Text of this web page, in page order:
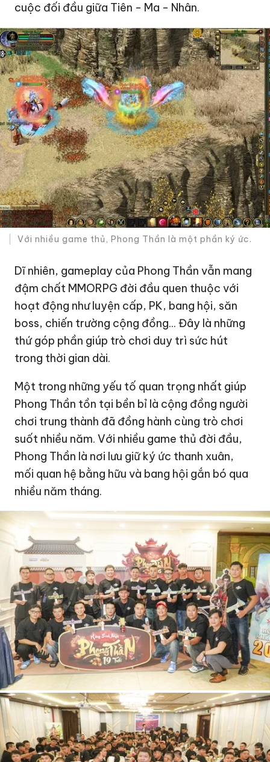
cuộc đối đầu giữa Tiên - Ma - Nhân.
Với nhiều game thủ, Phong Thần là một phần ký ức.
Dĩ nhiên, gameplay của Phong Thần vẫn mang
đậm chất MMORPG đời đầu quen thuộc với
hoạt động như luyện cấp, PK, bang hội, săn
boss, chiến trường cộng đồng... Đây là những
thứ góp phần giúp trò chơi duy trì sức hút
trong thời gian dài.
Một trong những yếu tố quan trọng nhất giúp
Phong Thần tồn tại bền bỉ là cộng đồng người
chơi trung thành đã đồng hành cùng trò chơi
suốt nhiều năm. Với nhiều game thủ đời đầu,
Phong Thần là nơi lưu giữ ký ức thanh xuân,
mối quan hệ bằng hữu và bang hội gắn bó qua
nhiều năm tháng.